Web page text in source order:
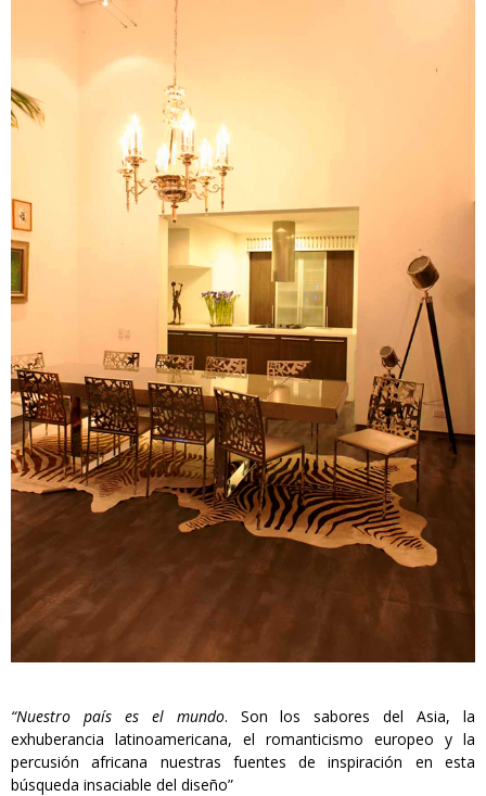
“Nuestro país es el mundo. Son los sabores del Asia, la
exhuberancia latinoamericana, el romanticismo europeo y la
percusión africana nuestras fuentes de inspiración en esta
búsqueda insaciable del diseño”